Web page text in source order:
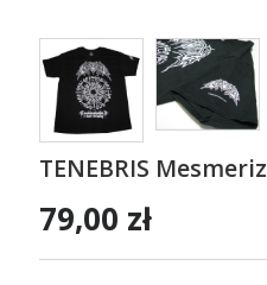
TENEBRIS
79,00 zł